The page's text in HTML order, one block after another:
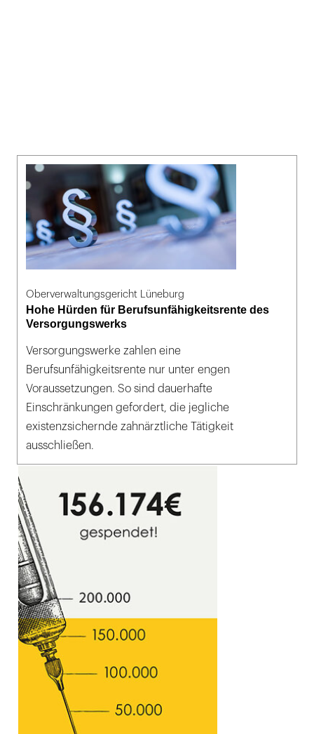
Oberverwaltungsgericht Lüneburg
Hohe Hürden für Berufsunfähigkeitsrente des
Versorgungswerks
Versorgungswerke zahlen eine
Berufsunfähigkeitsrente nur unter engen
Voraussetzungen. So sind dauerhafte
Einschränkungen gefordert, die jegliche
existenzsichernde zahnärztliche Tätigkeit
ausschließen.